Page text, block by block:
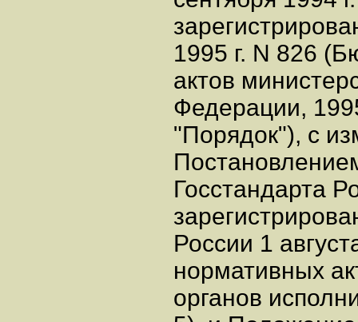
1995 г. N 826
актов
Федерации,
"Порядок"), с
Госстандарта
России 1
нормативных
органов